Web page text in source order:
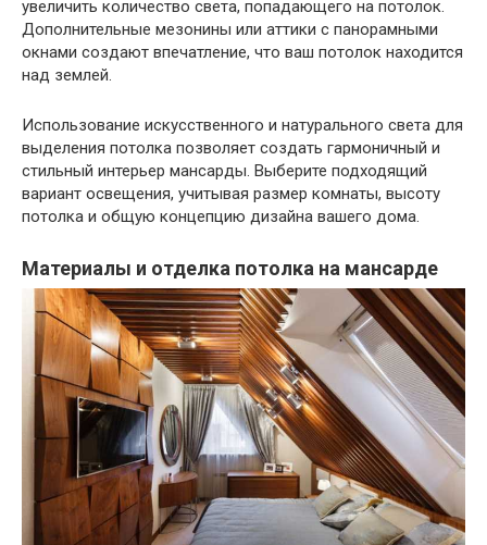
увеличить количество света, попадающего на потолок.
Дополнительные мезонины или аттики с панорамными
окнами создают впечатление, что ваш потолок находится
над землей.
Использование искусственного и натурального света для
выделения потолка позволяет создать гармоничный и
стильный интерьер мансарды. Выберите подходящий
вариант освещения, учитывая размер комнаты, высоту
потолка и общую концепцию дизайна вашего дома.
Материалы и отделка потолка на мансарде